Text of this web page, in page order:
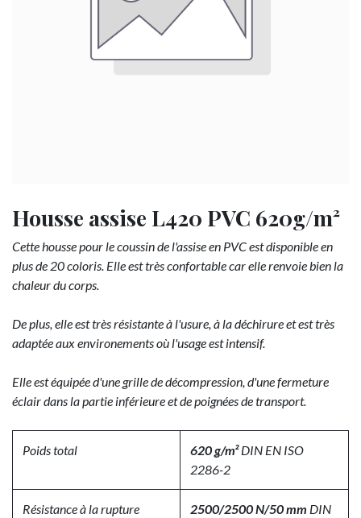
Housse assise L420 PVC 620g/m²
Cette housse pour le coussin de l'assise en PVC est disponible en
plus de 20 coloris. Elle est très confortable car elle renvoie bien la
chaleur du corps.
De plus, elle est très résistante à l'usure, à la déchirure et est très
adaptée aux environements où l'usage est intensif.
Elle est équipée d'une grille de décompression, d'une fermeture
éclair dans la partie inférieure et de poignées de transport.
Poids total 620 g/m²DIN EN ISO
2286-2
Résistance à la rupture 2500/2500 N/50 mm DIN